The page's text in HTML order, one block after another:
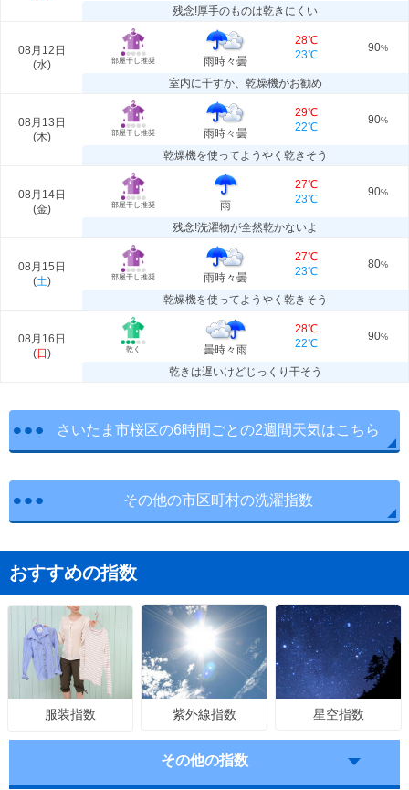
残念!厚手のものは乾きにくい
08月12日
(水) 部屋干し推奨 雨時々曇
28℃
23℃
90%
室内に干すか、乾燥機がお勧め
08月13日
(木) 部屋干し推奨 雨時々曇
29℃
22℃
90%
乾燥機を使ってようやく乾きそう
08月14日
(金) 部屋干し推奨 雨
27℃
23℃
90%
残念!洗濯物が全然乾かないよ
08月15日
(土) 部屋干し推奨 雨時々曇
27℃
23℃
80%
乾燥機を使ってようやく乾きそう
08月16日
(日 ) 乾く 曇時々雨
28℃
22℃
90%
乾きは遅いけどじっくり干そう
さいたま市桜区の6時間ごとの2週間天気はこちら
その他の市区町村の洗濯指数
おすすめの指数
服装指数 紫外線指数 星空指数
その他の指数